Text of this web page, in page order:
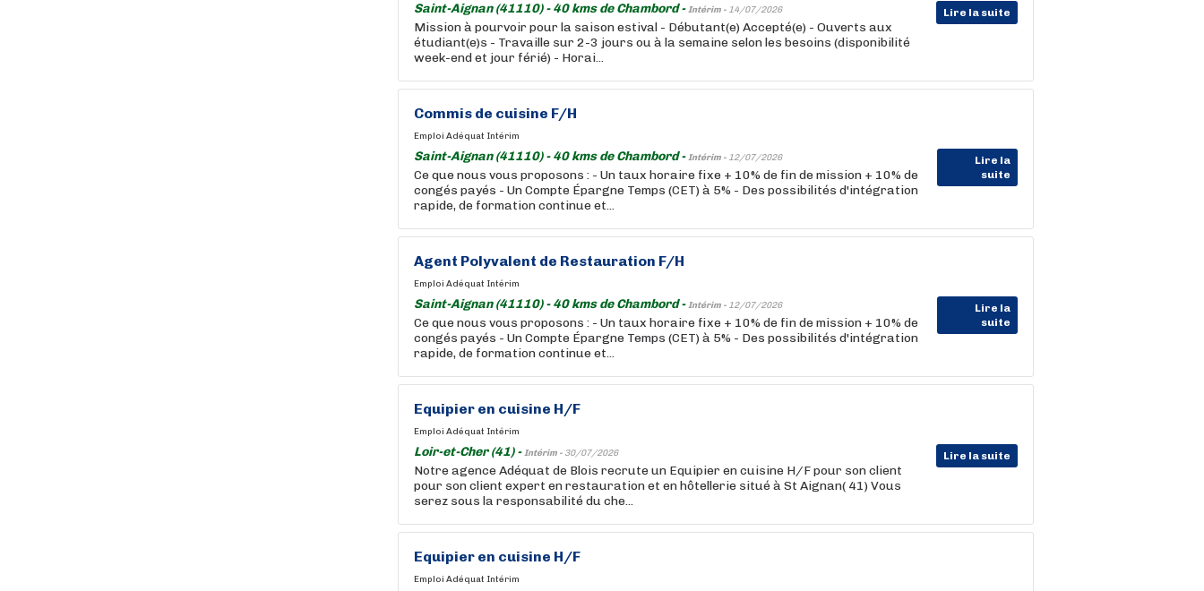
Saint-Aignan (41110) - 40 kms de Chambord -Intérim - 14/07/2026 Lire la suite
Mission à pourvoir pour la saison estival - Débutant(e) Accepté(e) - Ouverts aux
étudiant(e)s - Travaille sur 2-3 jours ou à la semaine selon les besoins (disponibilité
week-end et jour férié) - Horai...
Commis de cuisine F/H
Emploi Adéquat Intérim
Saint-Aignan (41110) - 40 kms de Chambord -Intérim - 12/07/2026
Lire la
suite
Ce que nous vous proposons : - Un taux horaire fixe + 10% de fin de mission + 10% de
congés payés - Un Compte Épargne Temps (CET) à 5% - Des possibilités d'intégration
rapide, de formation continue et...
Agent Polyvalent de Restauration F/H
Emploi Adéquat Intérim
Saint-Aignan (41110) - 40 kms de Chambord -Intérim - 12/07/2026
Lire la
suite
Ce que nous vous proposons : - Un taux horaire fixe + 10% de fin de mission + 10% de
congés payés - Un Compte Épargne Temps (CET) à 5% - Des possibilités d'intégration
rapide, de formation continue et...
Equipier en cuisine H/F
Emploi Adéquat Intérim
Loir-et-Cher (41) -Intérim - 30/07/2026 Lire la suite
Notre agence Adéquat de Blois recrute un Equipier en cuisine H/F pour son client
pour son client expert en restauration et en hôtellerie situé à St Aignan( 41) Vous
serez sous la responsabilité du che...
Equipier en cuisine H/F
Emploi Adéquat Intérim